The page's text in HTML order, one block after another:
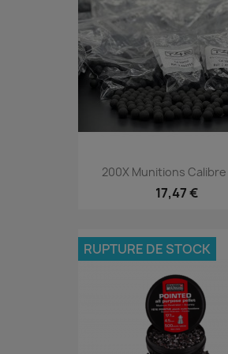
200X Munitions Calibre
17,47 €
RUPTURE DE STOCK